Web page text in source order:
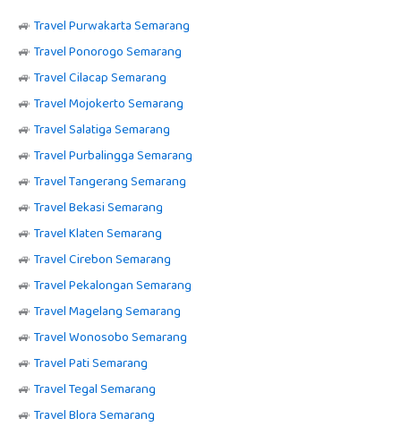
🚙 Travel Purwakarta Semarang
🚙 Travel Ponorogo Semarang
🚙 Travel Cilacap Semarang
🚙 Travel Mojokerto Semarang
🚙 Travel Salatiga Semarang
🚙 Travel Purbalingga Semarang
🚙 Travel Tangerang Semarang
🚙 Travel Bekasi Semarang
🚙 Travel Klaten Semarang
🚙 Travel Cirebon Semarang
🚙 Travel Pekalongan Semarang
🚙 Travel Magelang Semarang
🚙 Travel Wonosobo Semarang
🚙 Travel Pati Semarang
🚙 Travel Tegal Semarang
🚙 Travel Blora Semarang